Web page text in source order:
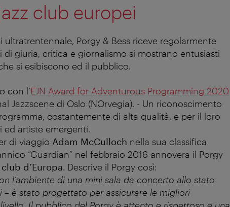
club europei
ultratrentennale, Porgy & Bess riceve regolarmente
di giuria, critica e giornalismo si mostrano entusiasti
si esibiscono ed il pubblico.
con l’EJN Award for Adventurous Programming 2020
Jazzscene di Oslo (NOrvegia). - Un riconoscimento
costantemente di alta qualità, e per il loro
artiste emergenti.
di viaggio Adam McCulloch nella sua classifica
“Guardian” nel febbraio 2016 annovera il Porgy
d’Europa. Descrive il Porgy così:
l’ambiente di una mini sala da concerto allo stato
– è stato progettato per assicurare le migliori